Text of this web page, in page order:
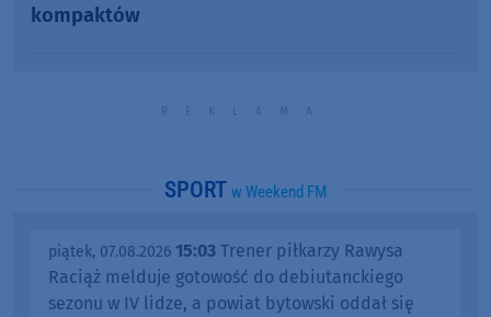
kompaktów
SPORT w Weekend FM
piątek, 07.08.2026 15:03 Trener piłkarzy Rawysa
Raciąż melduje gotowość do debiutanckiego
sezonu w IV lidze, a powiat bytowski oddał się